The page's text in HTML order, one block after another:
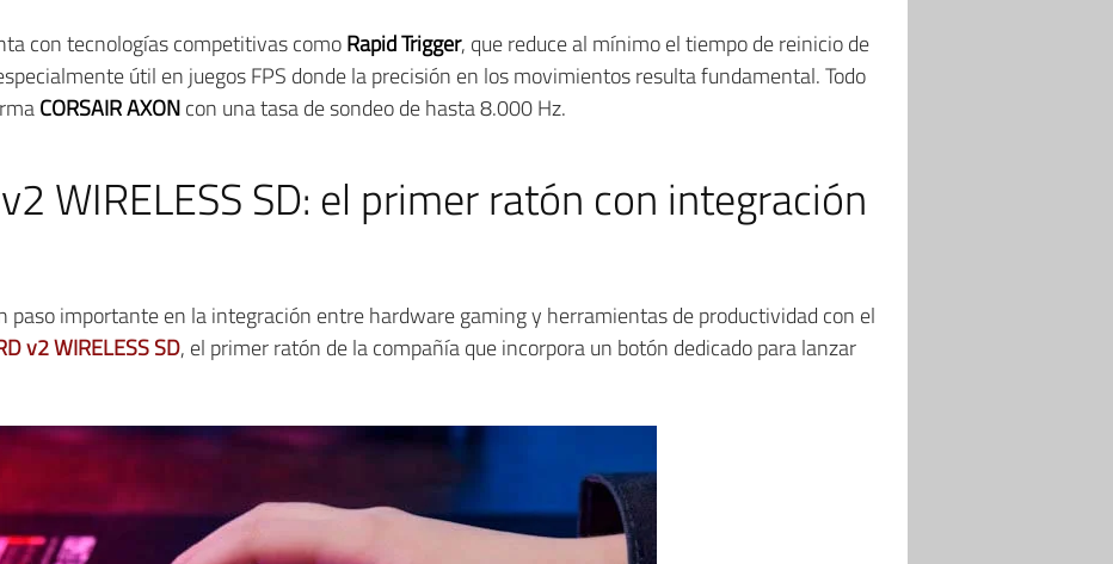
con tecnologías competitivas comoRapid Trigger, que reduce al mínimo el tiempo de reinicio de
útil en juegos FPS donde la precisión en los movimientos resulta fundamental. Todo
CORSAIR AXONcon una tasa de sondeo de hasta 8.000 Hz.
WIRELESS SD: el primer ratón con integración
paso importante en la integración entre hardware gaming y herramientas de productividad con el
v2 WIRELESS SD, el primer ratón de la compañía que incorpora un botón dedicado para lanzar